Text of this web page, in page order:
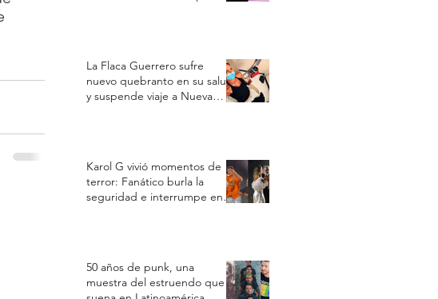
La Flaca Guerrero sufre
nuevo quebranto en su salud
y suspende viaje a Nueva
Karol G vivió momentos de
terror: Fanático burla la
seguridad e interrumpe en
50 años de punk, una
muestra del estruendo que